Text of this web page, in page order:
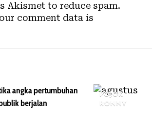
Akismet to reduce spam.
comment data is
POJOK
RONNY
angka pertumbuhan
berjalan